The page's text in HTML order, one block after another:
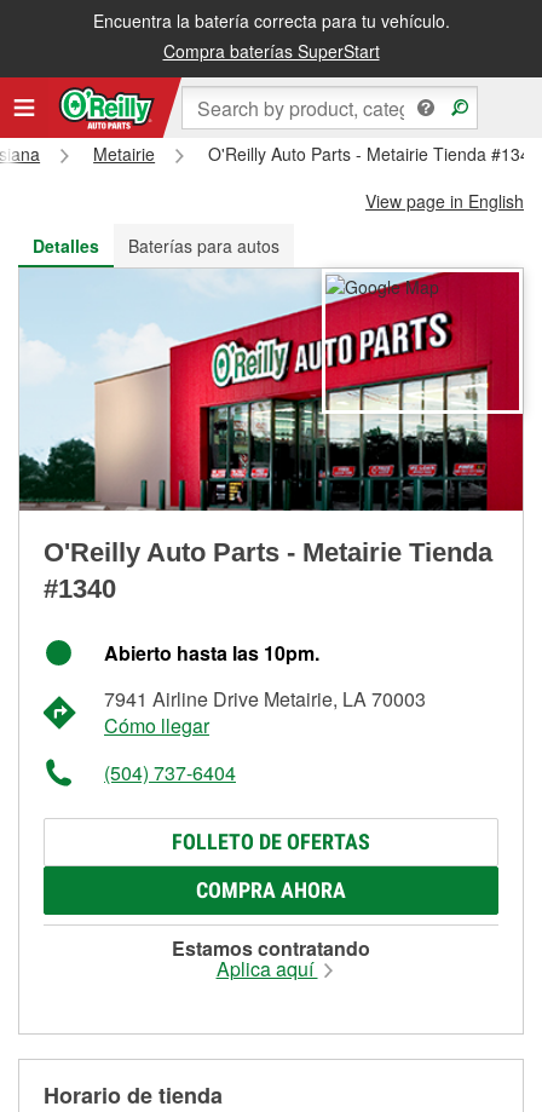
Encuentra la batería correcta para tu vehículo.
Compra baterías SuperStart
Recibe tu orden gratis al día siguiente o recógela en la tienda
Metairie
O'Reilly Auto Parts - Metairie Tienda #1340
View page in English
Detalles
Baterías para autos
O'Reilly Auto Parts - Metairie Tienda
#1340
Abierto hasta las 10pm.
7941 Airline Drive Metairie, LA 70003
Cómo llegar
(504) 737-6404
FOLLETO DE OFERTAS
COMPRA AHORA
Estamos contratando
Aplica aquí
Horario de tienda